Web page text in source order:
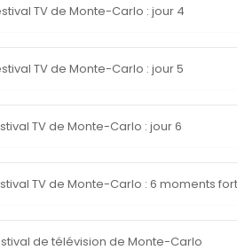
TV de Monte-Carlo : jour 4
TV de Monte-Carlo : jour 5
TV de Monte-Carlo : jour 6
TV de Monte-Carlo : 6 moments
de télévision de Monte-Carlo